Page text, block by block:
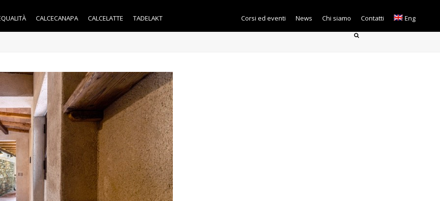
CALCECANAPA CALCELATTE TADELAKT Corsi ed eventi News Chi siamo Contatti Eng